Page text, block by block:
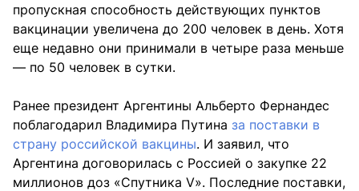
пропускная способность действующих пунктов
вакцинации увеличена до 200 человек в день. Хотя
еще недавно они принимали в четыре раза меньше
— по 50 человек в сутки.
Ранее президент Аргентины Альберто Фернандес
поблагодарил Владимира Путина за поставки в
страну российской вакцины. И заявил, что
Аргентина договорилась с Россией о закупке 22
миллионов доз «Спутника V». Последние поставки,